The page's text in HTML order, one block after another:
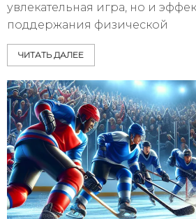
увлекательная игра, но и
поддержания физической
ЧИТАТЬ ДАЛЕЕ